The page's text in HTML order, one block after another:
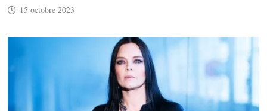
15 octobre 2023